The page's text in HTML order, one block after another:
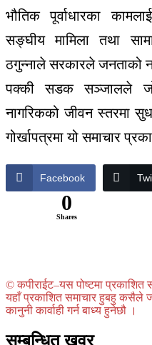
भौतिक पूर्वाधारका
सङ्घीय मामिला तथा
ठगुन्नाले सरकारले जनताको
पक्की सडक सञ्जालले
नागरिकको जीवन स्तरमा
गोर्खापत्रमा यो समाचार
Facebook
0
Shares
© कपीराईट–यस पोष्टमा प्रकाशित
यहाँ प्रकाशित समाचार हुबहु कसैले
कानुनी कार्वाही गर्न बाध्य हुनेछौ ।
सम्बन्धित खवर